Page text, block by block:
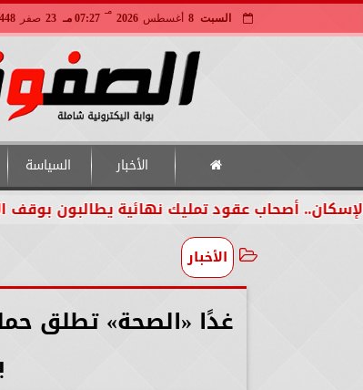
السبت 8 أغسطس 2026
مـ
07:27 مـ 23 صفر
الأخبار السياسة
عقود تمليك نهائية يطالبون بوقف الإجراءات
الأخبار